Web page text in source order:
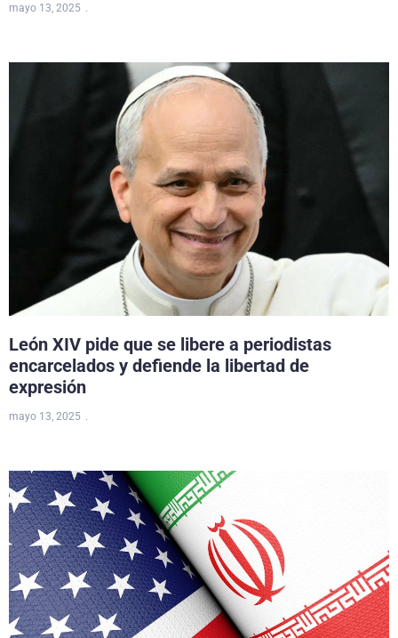
mayo 13, 2025
León XIV pide que se libere a periodistas
encarcelados y defiende la libertad de
expresión
mayo 13, 2025